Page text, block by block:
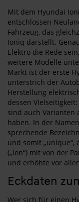
Mit dem Hyundai
entschlossen
Fahrzeug, das
Ioniq darstellt.
Elektro die Rede
weitere Modelle
Markt ist der erste
unterstrich der
Herstellung
dessen
sind auch Varianten
haben. In der
sprechende
und somit
(„Ion“) mit von der
und erhöhte vor
Eckdaten
Wer sich für einen